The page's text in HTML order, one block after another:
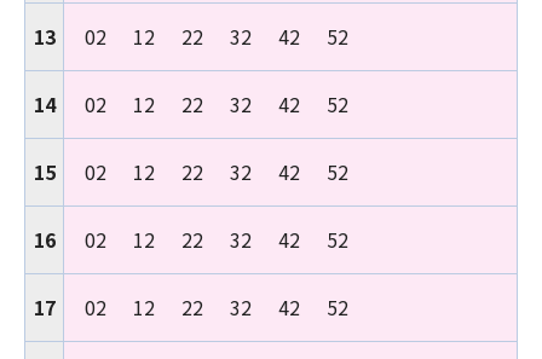
13 02 12 22 32 42 52
14 02 12 22 32 42 52
15 02 12 22 32 42 52
16 02 12 22 32 42 52
17 02 12 22 32 42 52